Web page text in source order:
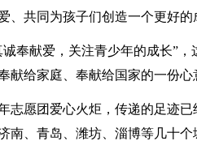
、共同为孩子们创造一个更好的
诚奉献爱，关注青少年的成长”
献给家庭、奉献给国家的一份心
志愿团爱心火炬，传递的足迹
南、青岛、潍坊、淄博等几十